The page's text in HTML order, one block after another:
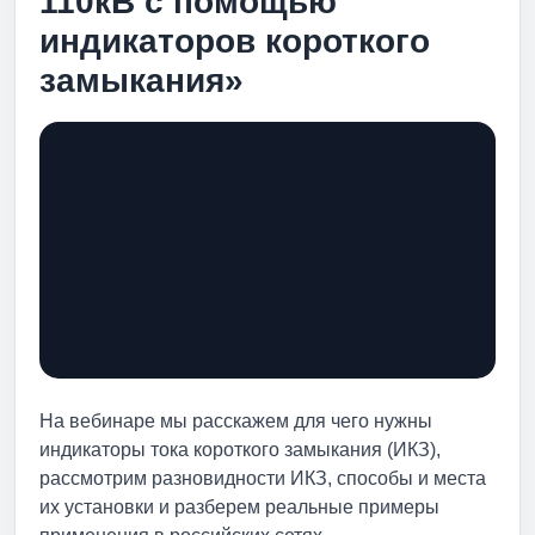
индикаторов короткого
замыкания»
На вебинаре мы расскажем для чего нужны
индикаторы тока короткого замыкания (ИКЗ),
рассмотрим разновидности ИКЗ, способы и места
их установки и разберем реальные примеры